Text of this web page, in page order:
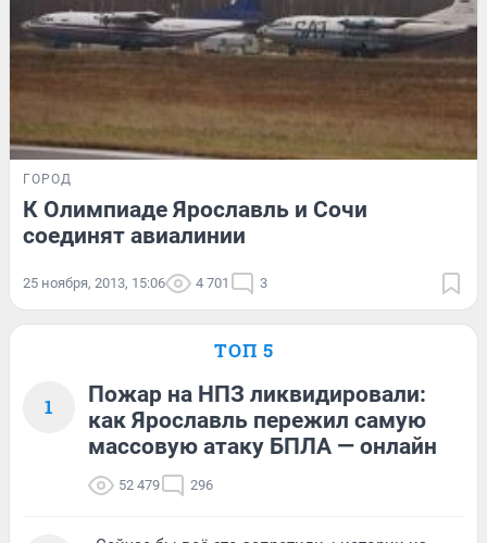
ГОРОД
К Олимпиаде Ярославль и Сочи
соединят авиалинии
25 ноября, 2013, 15:06 4 701 3
ТОП 5
1
Пожар на НПЗ ликвидировали:
как Ярославль пережил самую
массовую атаку БПЛА — онлайн
52 479 296